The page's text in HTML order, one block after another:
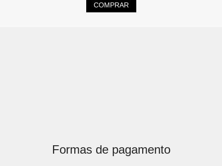
COMPRAR
Formas de pagamento